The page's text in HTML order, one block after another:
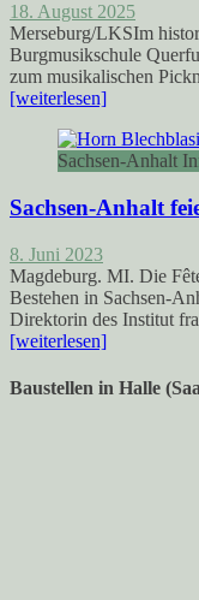
18. August 2025
Merseburg/LKSIm
Burgmusikschule
zum musikalischen
[weiterlesen]
Sachsen-Anhalt
Sachsen-Anhalt
8. Juni 2023
Magdeburg. MI. Die
Bestehen in Sachsen-
Direktorin des Institut
[weiterlesen]
Baustellen in Halle